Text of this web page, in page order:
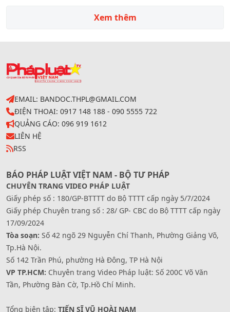
Xem thêm
EMAIL: BANDOC.THPL@GMAIL.COM
ĐIỆN THOẠI: 0917 148 188 - 090 5555 722
QUẢNG CÁO: 096 919 1612
LIÊN HỆ
RSS
BÁO PHÁP LUẬT VIỆT NAM - BỘ TƯ PHÁP
CHUYÊN TRANG VIDEO PHÁP LUẬT
Giấy phép số : 180/GP-BTTTT do Bộ TTTT cấp ngày 5/7/2024
Giấy phép Chuyên trang số : 28/ GP- CBC do Bộ TTTT cấp ngày
17/09/2024
Tòa soạn: Số 42 ngõ 29 Nguyễn Chí Thanh, Phường Giảng Võ,
Tp.Hà Nội.
Số 142 Trần Phú, phường Hà Đông, TP Hà Nội
VP TP.HCM: Chuyên trang Video Pháp luật: Số 200C Võ Văn
Tần, Phường Bàn Cờ, Tp.Hồ Chí Minh.
Tổng biên tập: TIẾN SĨ VŨ HOÀI NAM